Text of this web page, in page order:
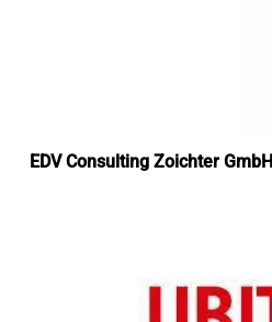
EDV Consulting Zoichter GmbH